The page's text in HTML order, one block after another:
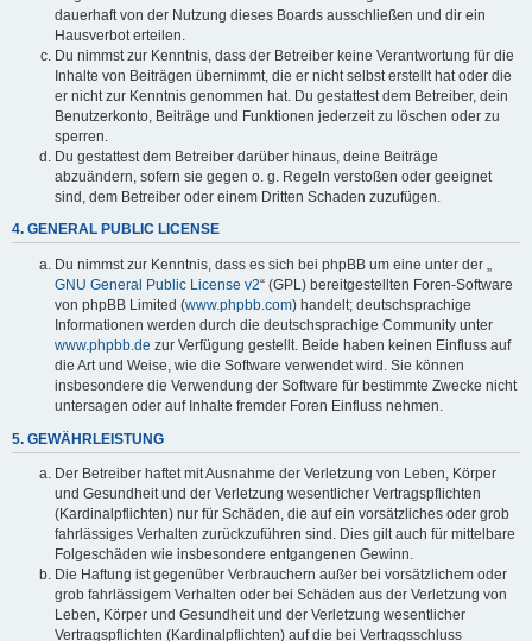
dauerhaft von der Nutzung dieses Boards ausschließen und dir ein
Hausverbot erteilen.
Du nimmst zur Kenntnis, dass der Betreiber keine Verantwortung für die
Inhalte von Beiträgen übernimmt, die er nicht selbst erstellt hat oder die
er nicht zur Kenntnis genommen hat. Du gestattest dem Betreiber, dein
Benutzerkonto, Beiträge und Funktionen jederzeit zu löschen oder zu
sperren.
Du gestattest dem Betreiber darüber hinaus, deine Beiträge
abzuändern, sofern sie gegen o. g. Regeln verstoßen oder geeignet
sind, dem Betreiber oder einem Dritten Schaden zuzufügen.
4. GENERAL PUBLIC LICENSE
Du nimmst zur Kenntnis, dass es sich bei phpBB um eine unter der „
GNU General Public License v2“ (GPL) bereitgestellten Foren-Software
von phpBB Limited (www.phpbb.com) handelt; deutschsprachige
Informationen werden durch die deutschsprachige Community unter
www.phpbb.de zur Verfügung gestellt. Beide haben keinen Einfluss auf
die Art und Weise, wie die Software verwendet wird. Sie können
insbesondere die Verwendung der Software für bestimmte Zwecke nicht
untersagen oder auf Inhalte fremder Foren Einfluss nehmen.
5. GEWÄHRLEISTUNG
Der Betreiber haftet mit Ausnahme der Verletzung von Leben, Körper
und Gesundheit und der Verletzung wesentlicher Vertragspflichten
(Kardinalpflichten) nur für Schäden, die auf ein vorsätzliches oder grob
fahrlässiges Verhalten zurückzuführen sind. Dies gilt auch für mittelbare
Folgeschäden wie insbesondere entgangenen Gewinn.
Die Haftung ist gegenüber Verbrauchern außer bei vorsätzlichem oder
grob fahrlässigem Verhalten oder bei Schäden aus der Verletzung von
Leben, Körper und Gesundheit und der Verletzung wesentlicher
Vertragspflichten (Kardinalpflichten) auf die bei Vertragsschluss